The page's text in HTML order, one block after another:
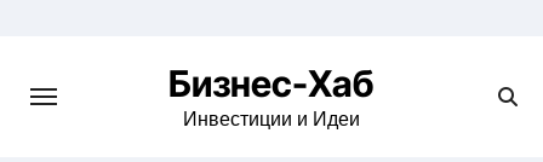
content
Бизнес-Хаб
Инвестиции и Идеи